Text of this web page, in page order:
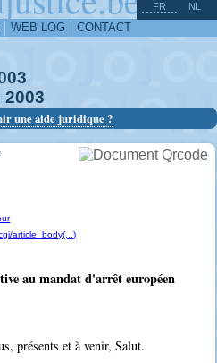
WEB LOG CONTACT
FR NL
2003
une aide juridique ?
article_body(...)
au mandat d'arrêt européen
présents et à venir, Salut.
^